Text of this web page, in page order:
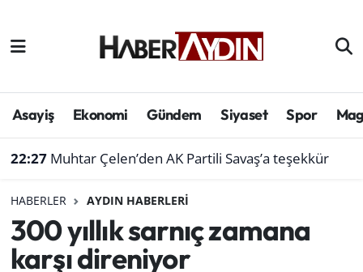
Asayiş Ekonomi Gündem Siyaset Spor
22:27 Muhtar Çelen’den AK Partili Savaş’a teşekkür
HABERLER AYDIN HABERLERI
300 yıllık sarnıç zamana
karşı direniyor
Afyonkarahisar
Çevre
Genel
Haber
Aydın Hava Durumu
Süper Lig Puan Durumu ve Fikstür
Son Dakika Haberleri
Haber Arşivi